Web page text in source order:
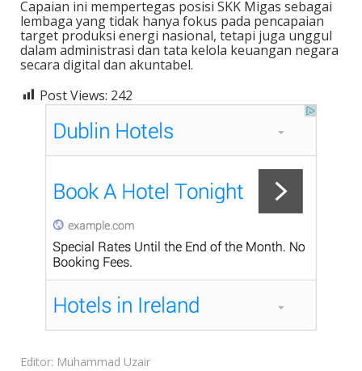
Capaian ini mempertegas posisi SKK Migas sebagai
lembaga yang tidak hanya fokus pada pencapaian
target produksi energi nasional, tetapi juga unggul
dalam administrasi dan tata kelola keuangan negara
secara digital dan akuntabel.
Post Views: 242
Editor: Muhammad Uzair